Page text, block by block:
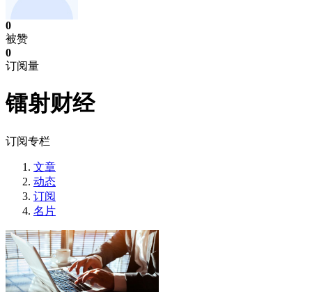
0
被赞
0
订阅量
镭射财经
订阅专栏
文章
动态
订阅
名片